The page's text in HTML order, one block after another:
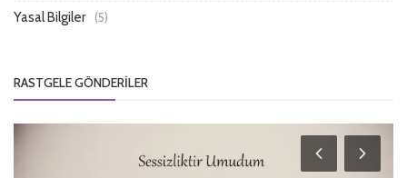
Yasal Bilgiler (5)
RASTGELE GÖNDERILER